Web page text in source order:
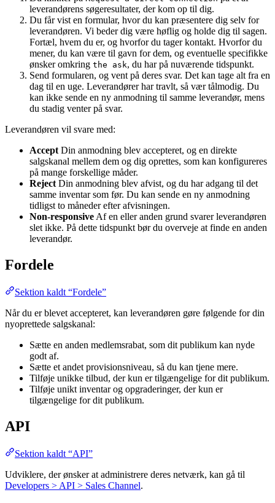
leverandørens søgeresultater, der kom op til dig.
Du får vist en formular, hvor du kan præsentere dig selv for
leverandøren. Vi beder dig være høflig og holde dig til sagen.
Fortæl, hvem du er, og hvorfor du tager kontakt. Hvorfor du
mener, du kan være til gavn for dem, og eventuelle specifikke
ønsker omkring the ask, du har på nuværende tidspunkt.
Send formularen, og vent på deres svar. Det kan tage alt fra en
dag til en uge. Leverandører har travlt, så vær tålmodig. Du
kan ikke sende en ny anmodning til samme leverandør, mens
du stadig venter på svar.
Leverandøren vil svare med:
Accept Din anmodning blev accepteret, og en direkte
salgskanal mellem dem og dig oprettes, som kan konfigureres
på mange forskellige måder.
Reject Din anmodning blev afvist, og du har adgang til det
samme inventar som før. Du kan sende en ny anmodning
tidligst to måneder efter afvisningen.
Non-responsive Af en eller anden grund svarer leverandøren
slet ikke. På dette tidspunkt bør du overveje at finde en anden
leverandør.
Fordele
Sektion kaldt “Fordele”
Når du er blevet accepteret, kan leverandøren gøre følgende for din
nyoprettede salgskanal:
Sætte en anden medlemsrabat, som dit publikum kan nyde
godt af.
Sætte et andet provisionsniveau, så du kan tjene mere.
Tilføje unikke tilbud, der kun er tilgængelige for dit publikum.
Tilføje unikt inventar og opgraderinger, der kun er
tilgængelige for dit publikum.
API
Sektion kaldt “API”
Udviklere, der ønsker at administrere deres netværk, kan gå til
Developers > API > Sales Channel.